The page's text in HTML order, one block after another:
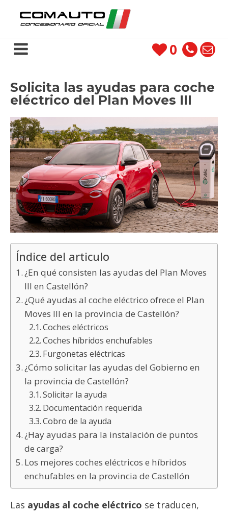
0
Solicita las ayudas para coche
eléctrico del Plan Moves III
Índice del articulo
¿En qué consisten las ayudas del Plan Moves
III en Castellón?
¿Qué ayudas al coche eléctrico ofrece el Plan
Moves III en la provincia de Castellón?
Coches eléctricos
Coches híbridos enchufables
Furgonetas eléctricas
¿Cómo solicitar las ayudas del Gobierno en
la provincia de Castellón?
Solicitar la ayuda
Documentación requerida
Cobro de la ayuda
¿Hay ayudas para la instalación de puntos
de carga?
Los mejores coches eléctricos e híbridos
enchufables en la provincia de Castellón
Las ayudas al coche eléctrico se traducen,